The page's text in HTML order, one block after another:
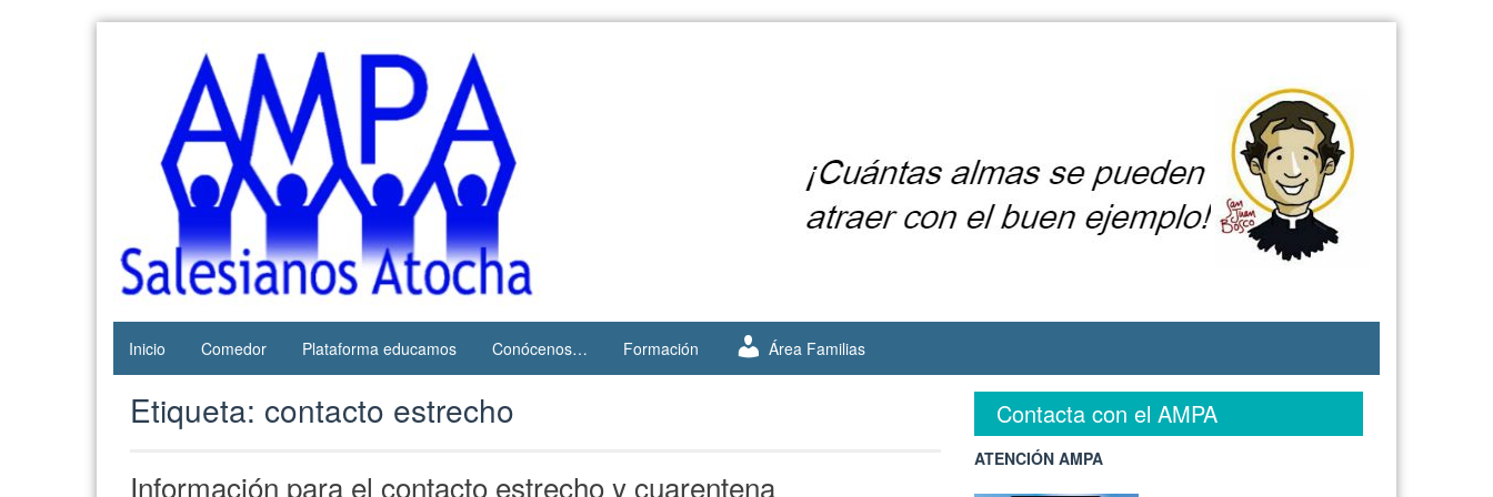
AMPA
Salesianos
Atocha
Web del
AMPA del
Colegio
Salesianos
de Atocha
Inicio Comedor Plataforma educamos Conócenos… Formación Área Familias
Etiqueta: contacto estrecho
Información para el contacto estrecho y cuarentena
Contacta con el AMPA
ATENCIÓN AMPA